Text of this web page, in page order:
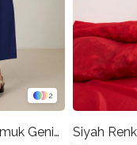
2
Lacivert %100 Pamuk Geniş Kalıp Kare Yaka Pamuklu Dikiş Detaylı Midi Boy Elbise